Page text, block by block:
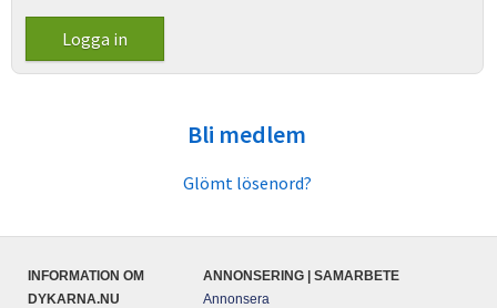
Bli medlem
Glömt lösenord?
INFORMATION OM
DYKARNA.NU
ANNONSERING | SAMARBETE
Annonsera